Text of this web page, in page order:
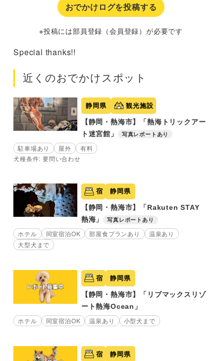
おでかけログを投稿する
※投稿には部員登録（会員登録）が必要です
Special thanks!!
近くのおでかけスポット
静岡県 観光施設
【静岡・熱海市】「熱海トリックアー
ト迷宮館」
写真レポートあり
駐車場あり 屋外
有料
犬種条件: 要問い合わせ
宿 静岡県
【静岡・熱海市】「Rakuten STAY
熱海」
写真レポートあり
ホテル 同室宿泊OK 部屋食プランあり
温泉あり
大型犬まで
宿 静岡県
【静岡・熱海市】「リブマックスリゾ
ート熱海Ocean」
ホテル 同室宿泊OK 温泉あり 小型犬まで
宿 静岡県